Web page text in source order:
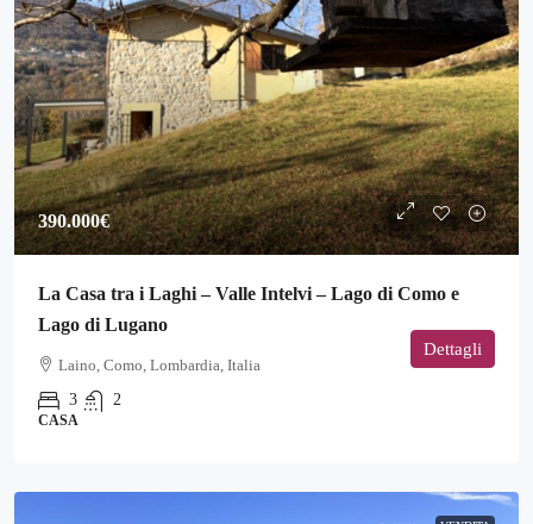
390.000€
La Casa tra i Laghi – Valle Intelvi – Lago di Como e
Lago di Lugano
Laino, Como, Lombardia, Italia
3
2
CASA
Dettagli